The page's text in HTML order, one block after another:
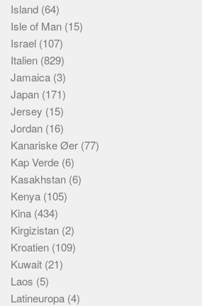
Island (64)
Isle of Man (15)
Israel (107)
Italien (829)
Jamaica (3)
Japan (171)
Jersey (15)
Jordan (16)
Kanariske Øer (77)
Kap Verde (6)
Kasakhstan (6)
Kenya (105)
Kina (434)
Kirgizistan (2)
Kroatien (109)
Kuwait (21)
Laos (5)
Latineuropa (4)